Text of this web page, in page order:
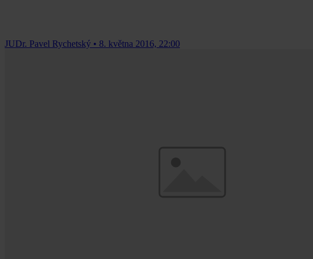
JUDr. Pavel Rychetský • 8. května 2016, 22:00